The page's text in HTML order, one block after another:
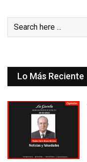
Lo Más Reciente